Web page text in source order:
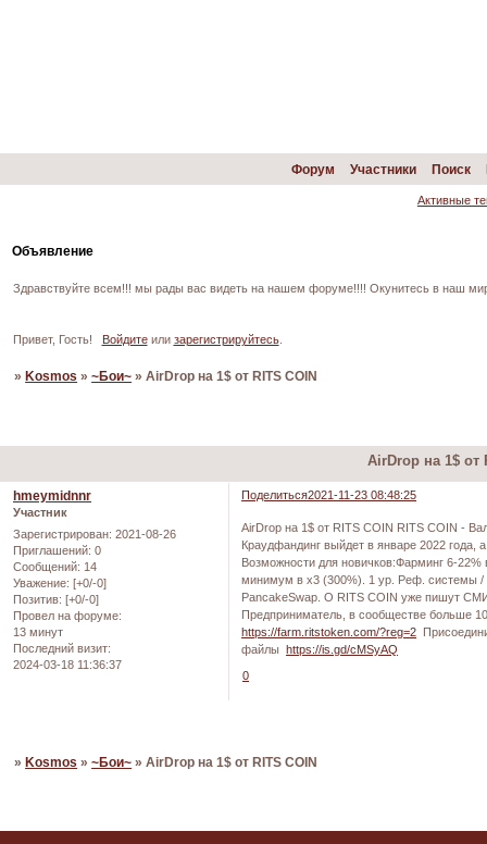
Форум Участники Поиск
Активные
Объявление
Здравствуйте всем!!! мы рады вас видеть на нашем форуме!!!! Окунитесь в наш
Привет, Гость! Войдитеили зарегистрируйтесь.
» Kosmos »~Бои~ »AirDrop на 1$ от RITS COIN
AirDrop на 1$ от
Поделиться2021-11-23 08:48:25
hmeymidnnr
Участник
Зарегистрирован: 2021-08-26
Приглашений: 0
Сообщений: 14
Уважение: [+0/-0]
Позитив: [+0/-0]
Провел на форуме:
13 минут
Последний визит:
2024-03-18 11:36:37
AirDrop на 1$ от RITS COIN RITS COIN -
Краудфандинг выйдет в январе 2022 года,
Возможности для новичков:Фарминг 6-
минимум в х3 (300%). 1 ур. Реф. системы /
PancakeSwap. О RITS COIN уже пишут
Предприниматель, в сообществе больше
https://farm.ritstoken.com/?reg=2
файлыhttps://is.gd/cMSyAQ
0
» Kosmos »~Бои~ »AirDrop на 1$ от RITS COIN